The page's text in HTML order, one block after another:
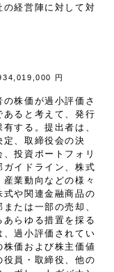
の経営陣に対して対
円
株価が過小評価さ
ると考えて、発行
する。提出者は、
、取締役会の決
投資ポートフォリ
ガイドライン、株式
業動向などの様々
や関連金融商品の
たは一部の売却、
らゆる措置を採る
過小評価されてい
株価および株主価値
員・取締役、他の